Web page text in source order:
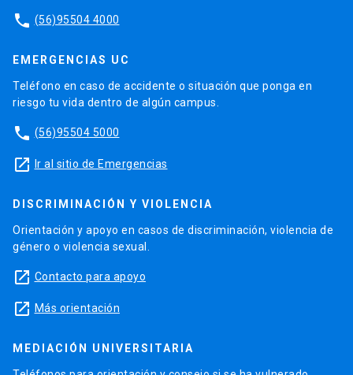
phone (56)95504 4000
EMERGENCIAS UC
Teléfono en caso de accidente o situación que ponga en
riesgo tu vida dentro de algún campus.
phone (56)95504 5000
launch Ir al sitio de Emergencias
DISCRIMINACIÓN Y VIOLENCIA
Orientación y apoyo en casos de discriminación, violencia de
género o violencia sexual.
launch Contacto para apoyo
launch Más orientación
MEDIACIÓN UNIVERSITARIA